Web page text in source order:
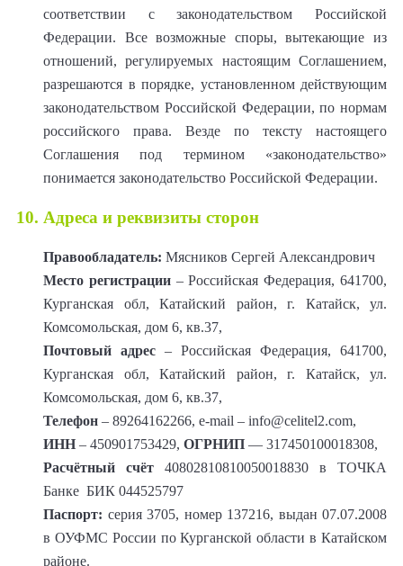
соответствии с законодательством Российской
Федерации. Все возможные споры, вытекающие из
отношений, регулируемых настоящим Соглашением,
разрешаются в порядке, установленном действующим
законодательством Российской Федерации, по нормам
российского права. Везде по тексту настоящего
Соглашения под термином «законодательство»
понимается законодательство Российской Федерации.
10. Адреса и реквизиты сторон
Правообладатель: Мясников Сергей Александрович
Место регистрации– Российская Федерация, 641700,
Курганская обл, Катайский район, г. Катайск, ул.
Комсомольская, дом 6, кв.37,
Почтовый адрес – Российская Федерация, 641700,
Курганская обл, Катайский район, г. Катайск, ул.
Комсомольская, дом 6, кв.37,
Телефон – 89264162266, е-mail – info@celitel2.com,
ИНН – 450901753429, ОГРНИП — 317450100018308,
Расчётный счёт 40802810810050018830 в ТОЧКА
Банке БИК 044525797
Паспорт: серия 3705, номер 137216, выдан 07.07.2008
в ОУФМС России по Курганской области в Катайском
районе.